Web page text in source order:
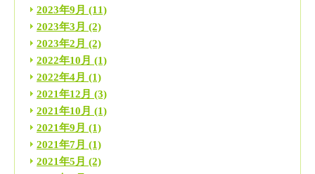
2023年9月 (11)
2023年3月 (2)
2023年2月 (2)
2022年10月 (1)
2022年4月 (1)
2021年12月 (3)
2021年10月 (1)
2021年9月 (1)
2021年7月 (1)
2021年5月 (2)